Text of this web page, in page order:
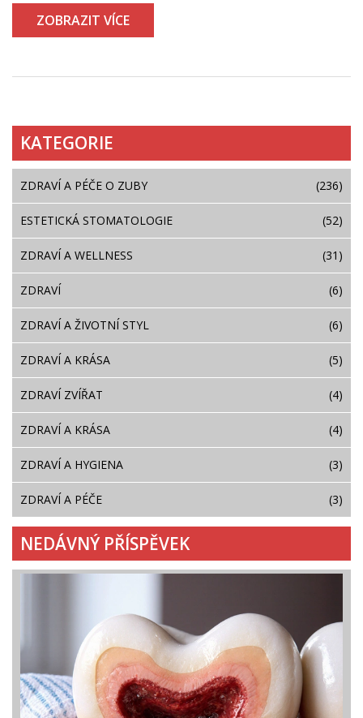
ZOBRAZIT VÍCE
KATEGORIE
ZDRAVÍ A PÉČE O ZUBY (236)
ESTETICKÁ STOMATOLOGIE (52)
ZDRAVÍ A WELLNESS (31)
ZDRAVÍ (6)
ZDRAVÍ A ŽIVOTNÍ STYL (6)
ZDRAVÍ A KRÁSA (5)
ZDRAVÍ ZVÍŘAT (4)
ZDRAVÍ A KRÁSA (4)
ZDRAVÍ A HYGIENA (3)
ZDRAVÍ A PÉČE (3)
NEDÁVNÝ PŘÍSPĚVEK